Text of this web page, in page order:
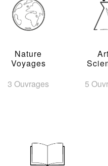
Nature
Voyages
3 Ouvrages
5